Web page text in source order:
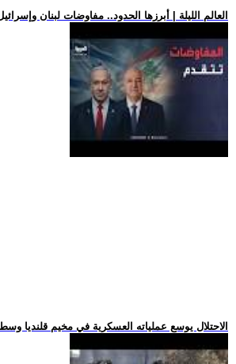
.. العالم الليلة | أبرزها الحدود.. مفاوضات لبنان
.. الاحتلال يوسع عملياته العسكرية في مخيم قلنديا